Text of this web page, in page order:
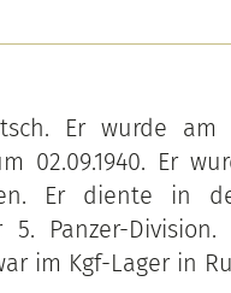
Er wurde am
02.09.1940. Er
Er diente in
Panzer-
im Kgf-Lager in